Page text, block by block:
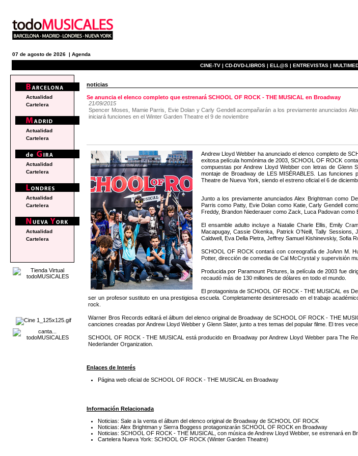
07 de agosto de 2026 | Agenda
CINE-TV | CD-DVD-LIBROS | ELL@S | ENTREVISTAS |
noticias
Se anuncia el elenco completo que estrenará SCHOOL OF ROCK - THE MUSICAL en Broadway
21/09/2015
Spencer Moses, Mamie Parris, Evie Dolan y Carly Gendell acompañarán a los previamente anunciados
iniciará funciones en el Winter Garden Theatre el 9 de noviembre
Andrew Lloyd Webber ha anunciado el elenco completo de
exitosa película homónima de 2003, SCHOOL OF ROCK
compuestas por Andrew Lloyd Webber con letras de Glenn
montaje de Broadway de LES MISÉRABLES. Las
Theatre de Nueva York, siendo el estreno oficial el 6 de
Junto a los previamente anunciados Alex Brightman como
Parris como Patty, Evie Dolan como Katie, Carly Gendell
Freddy, Brandon Niederauer como Zack, Luca Padovan
El ensamble adulto incluye a Natalie Charle Ellis, Emily
Macapugay, Cassie Okenka, Patrick O’Neill, Tally
Caldwell, Eva Della Pietra, Jeffrey Samuel Kishinevskiy, Sofia
SCHOOL OF ROCK contará con coreografía de JoAnn M.
Potter, dirección de comedia de Cal McCrystal y supervisión
Producida por Paramount Pictures, la película de 2003 fue
recaudó más de 130 millones de dólares en todo el mundo.
El protagonista de SCHOOL OF ROCK - THE MUSICAL es
ser un profesor sustituto en una prestigiosa escuela. Completamente desinteresado en el trabajo
rock.
Warner Bros Records editará el álbum del elenco original de Broadway de SCHOOL OF ROCK - THE
canciones creadas por Andrew Lloyd Webber y Glenn Slater, junto a tres temas del popular filme. El tres
SCHOOL OF ROCK - THE MUSICAL está producido en Broadway por Andrew Lloyd Webber para The
Nederlander Organization.
Enlaces de Interés
Página web oficial de SCHOOL OF ROCK - THE MUSICAL en Broadway
Información Relacionada
Noticias: Sale a la venta el álbum del elenco original de Broadway de SCHOOL OF ROCK
Noticias: Alex Brightman y Sierra Boggess protagonizarán SCHOOL OF ROCK en Broadway
Noticias: SCHOOL OF ROCK - THE MUSICAL, con música de Andrew Lloyd Webber, se estrenará en
Cartelera Nueva York: SCHOOL OF ROCK (Winter Garden Theatre)
Actualidad
Cartelera
Actualidad
Cartelera
Actualidad
Cartelera
Actualidad
Cartelera
Actualidad
Cartelera